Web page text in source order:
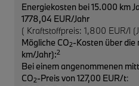
Energiekosten bei 15.000 km
1778,04 EUR/Jahr
( Kraftstoffpreis: 1,800 EUR/l
Mögliche CO2-Kosten über die
km/Jahr):2
Bei einem angenommenen
CO2-Preis von 127,00 EUR/t: